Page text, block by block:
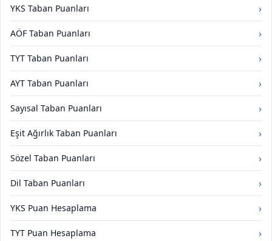
YKS Taban Puanları ›
AÖF Taban Puanları ›
TYT Taban Puanları ›
AYT Taban Puanları ›
Sayısal Taban Puanları ›
Eşit Ağırlık Taban Puanları ›
Sözel Taban Puanları ›
Dil Taban Puanları ›
YKS Puan Hesaplama ›
TYT Puan Hesaplama ›